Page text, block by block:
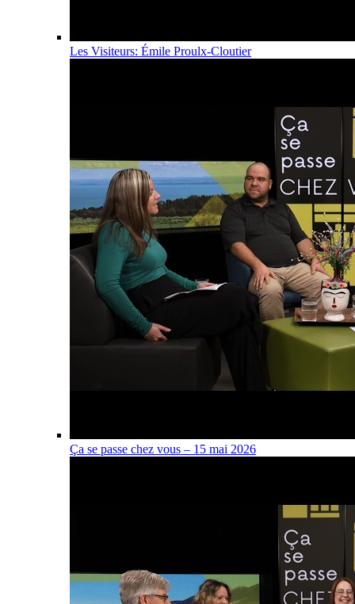
Les Visiteurs: Émile Proulx-Cloutier
Ça se passe chez vous – 15 mai 2026